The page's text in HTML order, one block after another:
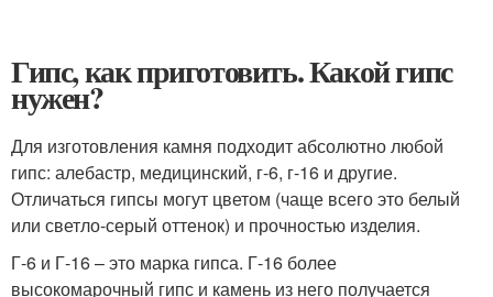
Гипс, как приготовить. Какой гипс
нужен?
Для изготовления камня подходит абсолютно любой
гипс: алебастр, медицинский, г-6, г-16 и другие.
Отличаться гипсы могут цветом (чаще всего это белый
или светло-серый оттенок) и прочностью изделия.
Г-6 и Г-16 – это марка гипса. Г-16 более
высокомарочный гипс и камень из него получается